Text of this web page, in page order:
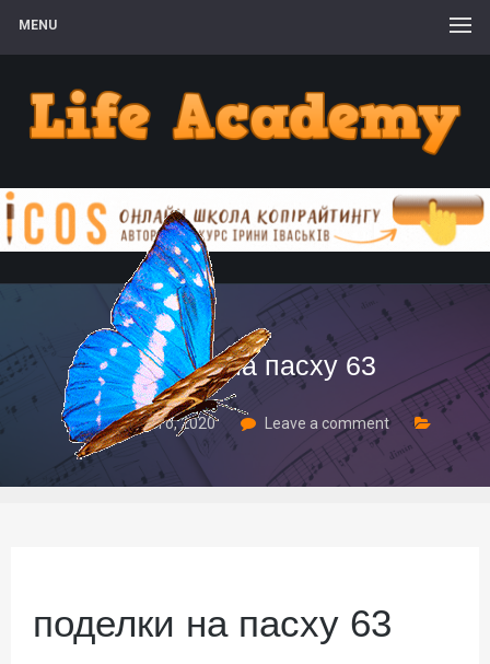
MENU
поделки на пасху 63
20 Лютого, 2020 Leave a comment
поделки на пасху 63